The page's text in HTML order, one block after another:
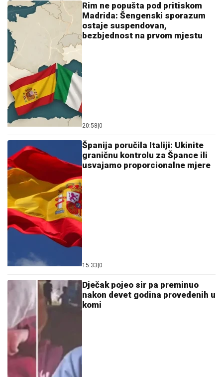
Rim ne popušta pod pritiskom
Madrida: Šengenski sporazum
ostaje suspendovan,
bezbjednost na prvom mjestu
20:58 0
Španija poručila Italiji: Ukinite
graničnu kontrolu za Špance ili
usvajamo proporcionalne mjere
15:33 0
Dječak pojeo sir pa preminuo
nakon devet godina provedenih u
komi